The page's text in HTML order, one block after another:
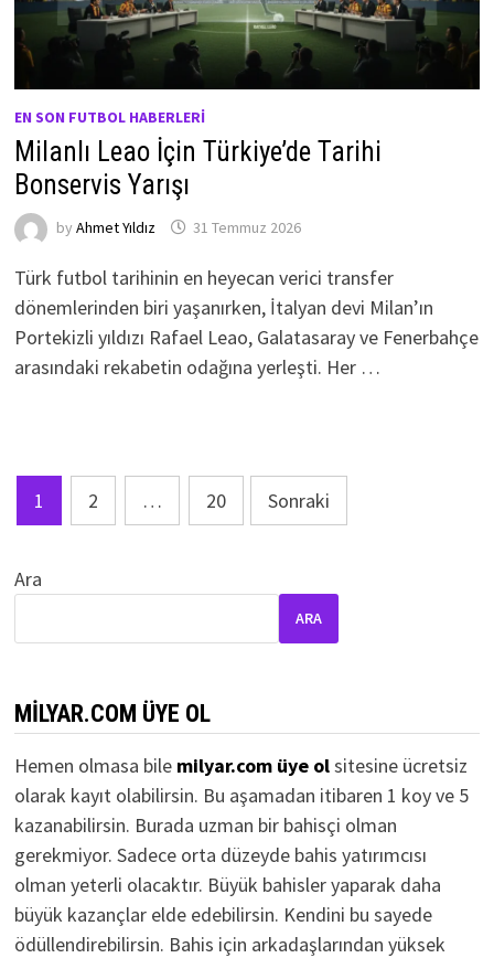
EN SON FUTBOL HABERLERI
Milanlı Leao İçin Türkiye’de Tarihi
Bonservis Yarışı
by Ahmet Yıldız 31 Temmuz 2026
Türk futbol tarihinin en heyecan verici transfer
dönemlerinden biri yaşanırken, İtalyan devi Milan’ın
Portekizli yıldızı Rafael Leao, Galatasaray ve Fenerbahçe
arasındaki rekabetin odağına yerleşti. Her …
Yazı
sayfalaması
1 2 … 20 Sonraki
Ara
ARA
MILYAR.COM ÜYE OL
Hemen olmasa bile milyar.com üye olsitesine ücretsiz
olarak kayıt olabilirsin. Bu aşamadan itibaren 1 koy ve 5
kazanabilirsin. Burada uzman bir bahisçi olman
gerekmiyor. Sadece orta düzeyde bahis yatırımcısı
olman yeterli olacaktır. Büyük bahisler yaparak daha
büyük kazançlar elde edebilirsin. Kendini bu sayede
ödüllendirebilirsin. Bahis için arkadaşlarından yüksek